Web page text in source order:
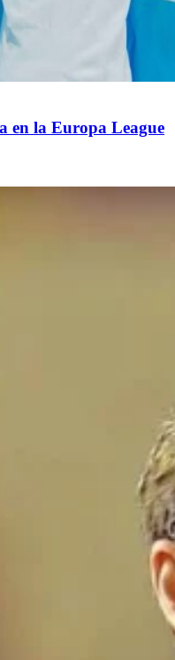
en la Europa League